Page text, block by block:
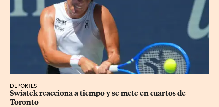
DEPORTES
Swiatek reacciona a tiempo y se mete en cuartos de
Toronto